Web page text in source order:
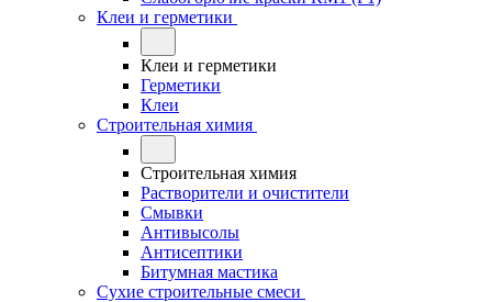
Клеи и герметики
Клеи и герметики
Герметики
Клеи
Строительная химия
Строительная химия
Растворители и очистители
Смывки
Антивысолы
Антисептики
Битумная мастика
Сухие строительные смеси